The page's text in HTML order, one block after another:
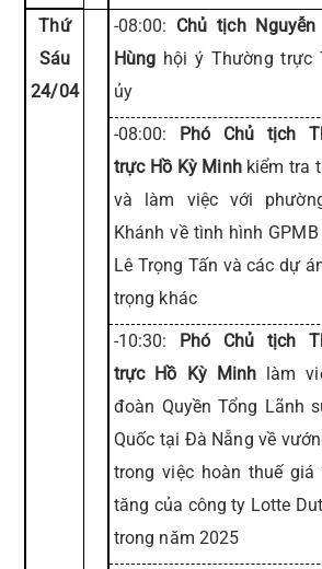
Thứ
Sáu
24/04
-08:00: Chủ tịch Nguyễn
Hùng hội ý Thường trực
ủy
-08:00: Phó Chủ tịch
trực Hồ Kỳ Minhkiểm tra
và làm việc với
Khánh về tình hình
Lê Trọng Tấn và các dự
trọng khác
-10:30: Phó Chủ tịch
trực Hồ Kỳ Minh làm
đoàn Quyền Tổng Lãnh
Quốc tại Đà Nẵng về
trong việc hoàn thuế giá
tăng của công ty Lotte
trong năm 2025